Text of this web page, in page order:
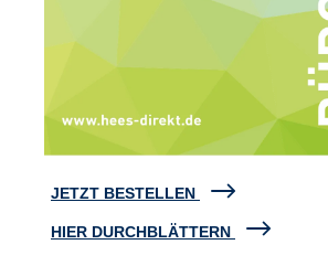
JETZT BESTELLEN
HIER DURCHBLÄTTERN